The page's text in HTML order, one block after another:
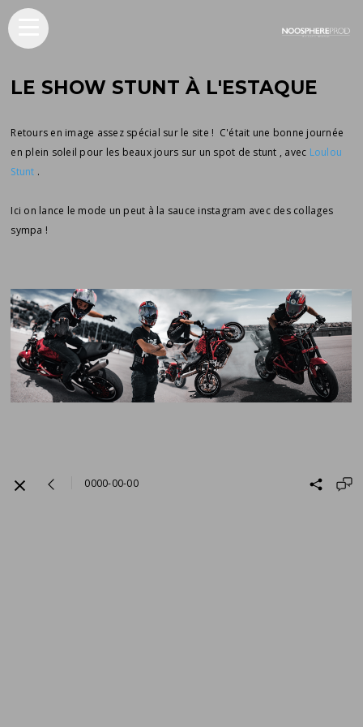
LE SHOW STUNT À L'ESTAQUE
Retours en image assez spécial sur le site ! C'était une bonne journée
en plein soleil pour les beaux jours sur un spot de stunt , avec Loulou
Stunt .
Ici on lance le mode un peut à la sauce instagram avec des collages
sympa !
0000-00-00